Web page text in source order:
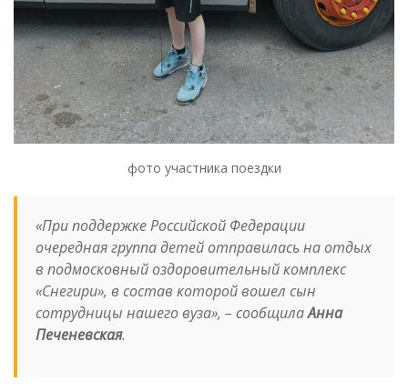
фото участника поездки
«При поддержке Российской Федерации
очередная группа детей отправилась на отдых
в подмосковный оздоровительный комплекс
«Снегири», в состав которой вошел сын
сотрудницы нашего вуза», – сообщилаАнна
Печеневская.